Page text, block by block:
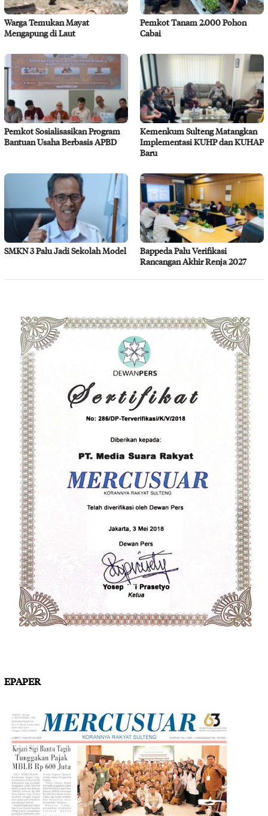
Warga Temukan Mayat
Mengapung di Laut
Pemkot Tanam 2.000 Pohon
Cabai
Pemkot Sosialisasikan Program
Bantuan Usaha Berbasis APBD
Kemenkum Sulteng Matangkan
Implementasi KUHP dan KUHAP
Baru
SMKN 3 Palu Jadi Sekolah Model
Bappeda Palu Verifikasi
Rancangan Akhir Renja 2027
EPAPER